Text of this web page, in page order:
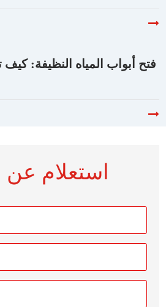
فتح أبواب المياه النظيفة:
استعلام عن